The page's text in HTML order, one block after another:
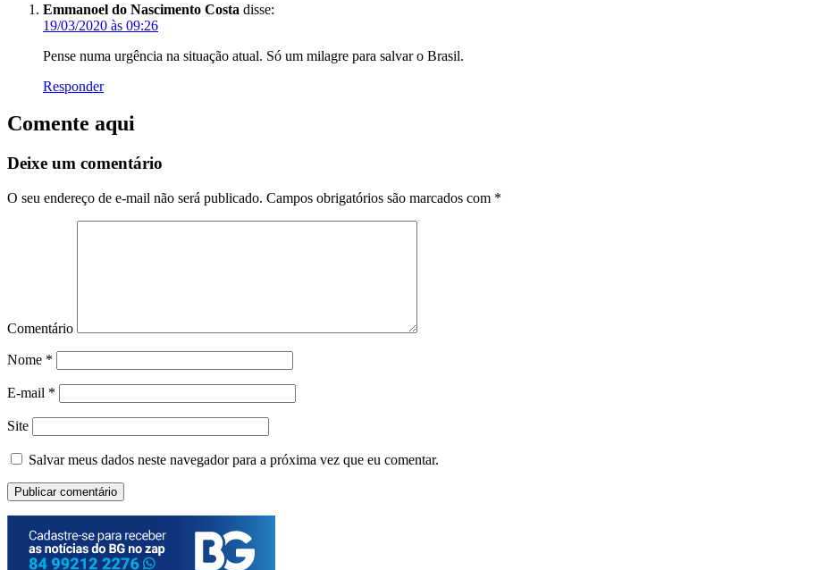
Emmanoel do Nascimento Costa disse:
19/03/2020 às 09:26
Pense numa urgência na situação atual. Só um milagre para salvar o Brasil.
Responder
Comente aqui
Deixe um comentário
O seu endereço de e-mail não será publicado. Campos obrigatórios são marcados com *
Comentário
Nome *
E-mail *
Site
Salvar meus dados neste navegador para a próxima vez que eu comentar.